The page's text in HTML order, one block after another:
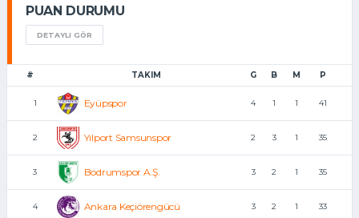
PUAN DURUMU
DETAYLI GÖR
# TAKIM G B M P
1 Eyüpspor 4 1 1 41
2 Yılport Samsunspor 2 3 1 35
3 Bodrumspor A.Ş. 3 2 1 35
4 Ankara Keçiörengücü 3 2 1 33